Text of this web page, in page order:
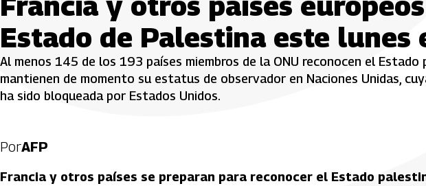
Estado de Palestina este lunes
Al menos 145 de los 193 países miembros de la ONU reconocen el
mantienen de momento su estatus de observador en Naciones Unidas,
ha sido bloqueada por Estados Unidos.
PorAFP
Francia y otros países se preparan para reconocer el Estado